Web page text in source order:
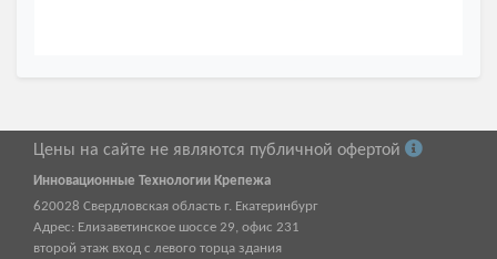
Цены на сайте не являются публичной офертой
Инновационные Технологии Крепежа
620028 Свердловская область г. Екатеринбург
Адрес: Елизаветинское шоссе 29, офис 231
второй этаж вход с левого торца здания